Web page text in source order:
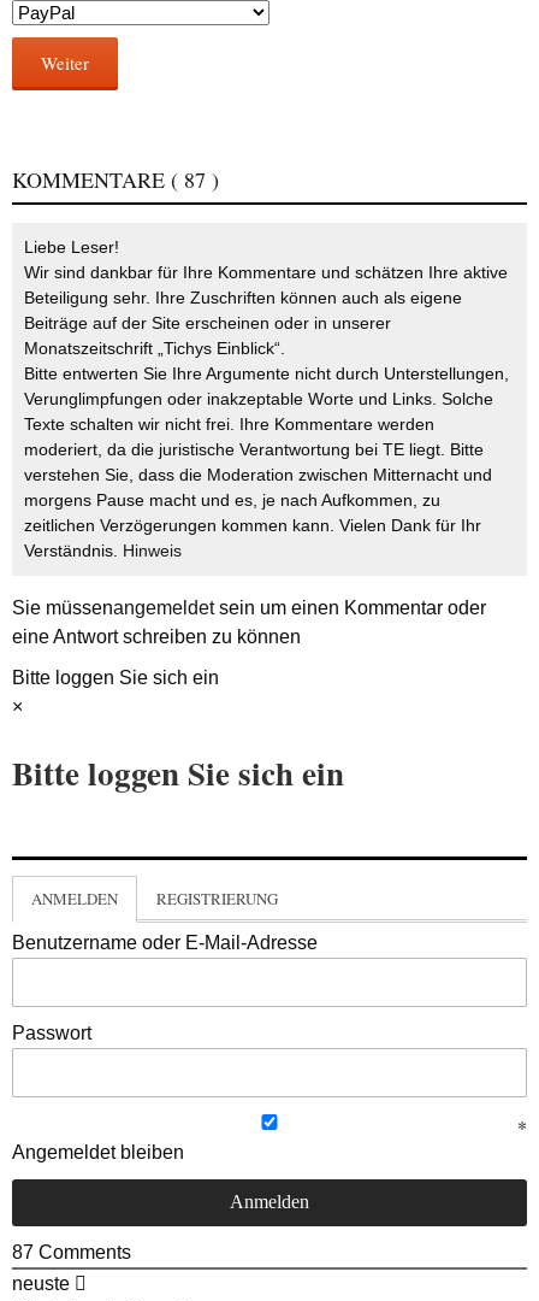
Weiter
KOMMENTARE ( 87 )
Liebe Leser!
Wir sind dankbar für Ihre Kommentare und schätzen Ihre aktive
Beteiligung sehr. Ihre Zuschriften können auch als eigene
Beiträge auf der Site erscheinen oder in unserer
Monatszeitschrift „Tichys Einblick“.
Bitte entwerten Sie Ihre Argumente nicht durch Unterstellungen,
Verunglimpfungen oder inakzeptable Worte und Links. Solche
Texte schalten wir nicht frei. Ihre Kommentare werden
moderiert, da die juristische Verantwortung bei TE liegt. Bitte
verstehen Sie, dass die Moderation zwischen Mitternacht und
morgens Pause macht und es, je nach Aufkommen, zu
zeitlichen Verzögerungen kommen kann. Vielen Dank für Ihr
Verständnis. Hinweis
Sie müssenangemeldetsein um einen Kommentar oder
eine Antwort schreiben zu können
Bitte loggen Sie sich ein
×
Bitte loggen Sie sich ein
ANMELDEN REGISTRIERUNG
Benutzername oder E-Mail-Adresse
Passwort
Angemeldet bleiben
87 Comments
neuste